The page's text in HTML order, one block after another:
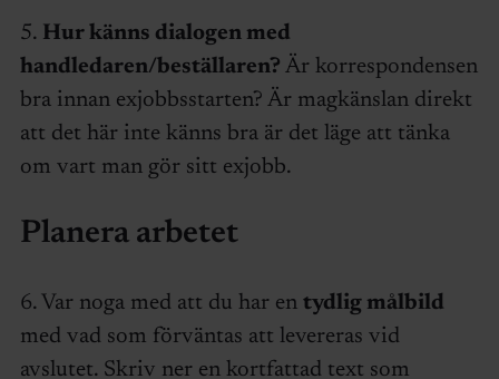
5. Hur känns dialogen med
handledaren/beställaren? Är korrespondensen
bra innan exjobbsstarten? Är magkänslan direkt
att det här inte känns bra är det läge att tänka
om vart man gör sitt exjobb.
Planera arbetet
6. Var noga med att du har en tydlig målbild
med vad som förväntas att levereras vid
avslutet. Skriv ner en kortfattad text som